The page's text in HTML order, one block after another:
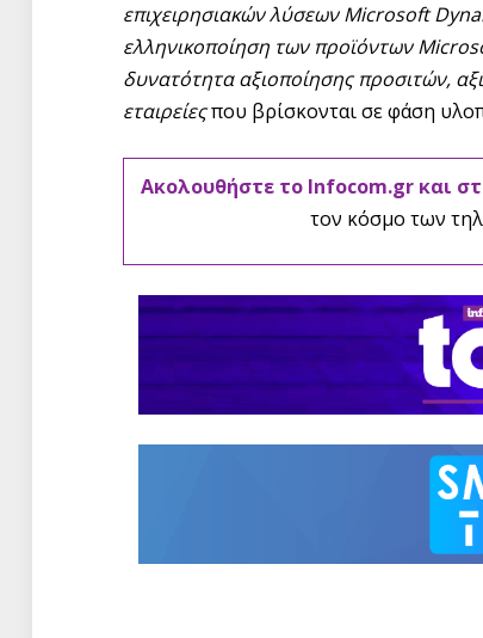
επιχειρησιακών λύσεων Microsoft
ελληνικοποίηση των προϊόντων
δυνατότητα αξιοποίησης προσιτών,
εταιρείεςπου βρίσκονται σε φάση
Ακολουθήστε το Infocom.gr και
τον κόσμο των